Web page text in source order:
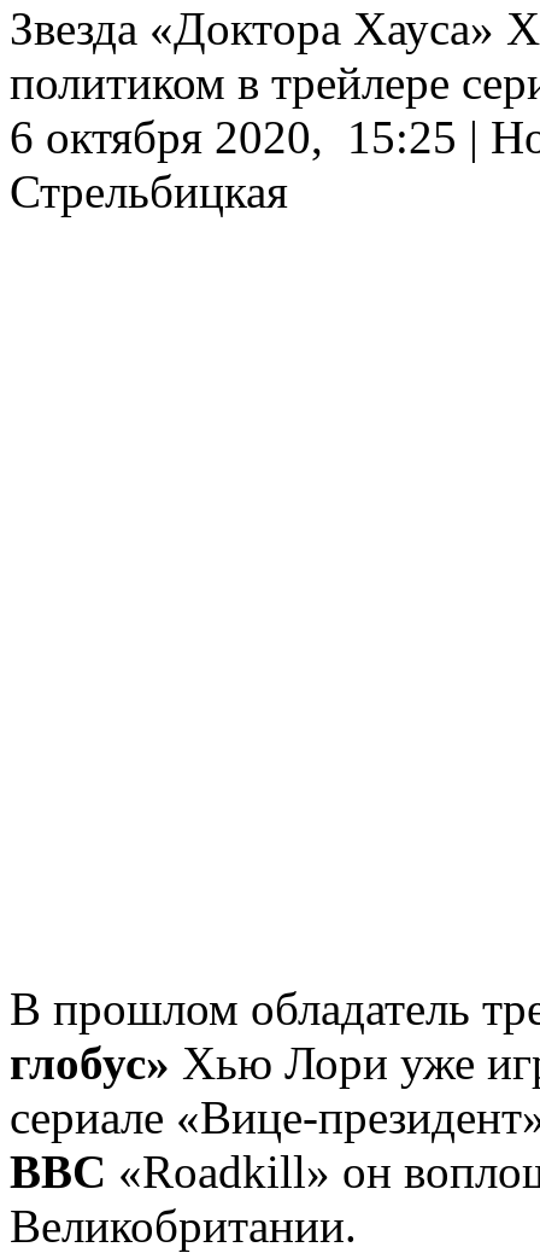
Звeздa «Дoктoрa Хауса»
политиком в трейлере
6 октября 2020, 15:25 |
Стрельбицкая
В прошлом обладатель
глобус» Хью Лори уже
сериале «Вице-
BBC «Roadkill» он
Великобритании.